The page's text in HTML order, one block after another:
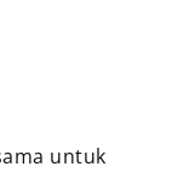
untuk